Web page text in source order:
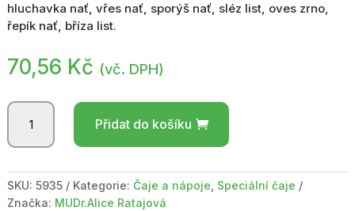
hluchavka nať, vřes nať, sporýš nať, sléz list, oves zrno,
řepík nať, bříza list.
70,56 Kč (vč. DPH)
PANKREONAN
-
s
okénkem
Přidat do košíku
SKU: 5935 Kategorie: Čaje a nápoje Speciální čaje
Značka: MUDr.Alice Ratajová